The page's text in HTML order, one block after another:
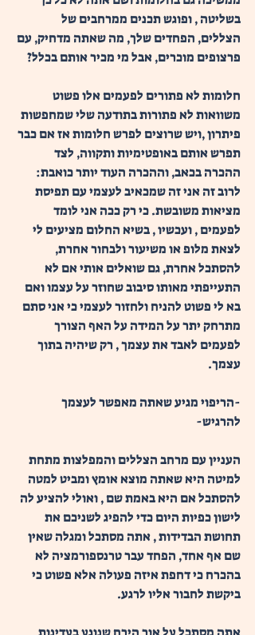
בשליטה , ופוגש תכנים ממרחבים של
הצללים, הפחדים שלך, מה שאתה מדחיק, עם
פרצופים מוכרים, אבל מי מכיר אותם בכלל?
חלומות לא פתורים לפעמים אלו פשוט
משוואות לא פתורות בתודעה שלי שמחפשות
פיתרון ,ויש שרוצים לפרש חלומות אז אם כבר
תפרש אותם באופטימיות ותקווה, לצד
ההכרה בכאב, וההכרה העוד יותר כואבת:
לרוב זה אני זה שמכאיב לעצמי עם תפיסת
מציאות משובשת. כי רק ככה אני לומד
לפעמים , ועכשיו , בשיא החלום מציעים לי
לצאת מלופ או משיעור ולבחור אחרת,
להסתכל אחרת, גם שואלים אותי אם לא
התעייפתי מאותו סיבוב שחוזר על עצמו ואם
בא לי פשוט להניח ולחזור לעצמי כי אני סתם
מתרחק יתר על המידה על האף הצורך
לפעמים לאבד את עצמך , רק שיהיה בתוך
עצמך.
-הריפוי מגיע שאתה מאפשר לעצמך
להרגיש-
העניין עם מרחב הצללים והמפלצות מתחת
למיטה היא שאתה מוצא אומץ ומביט למטה
להסתכל אם היא באמת שם , ואולי להציע לה
לישון כפיות היום כדי להפיג לשניכם את
תחושת הבדידות , אתה מסתכל ומגלה שאין
שם אף אחד, הפחד עבר טרנספורמציה לא
בהכרח כי דחפת איזה פעולה אלא פשוט כי
ביקשת לחבור אליו לרגע.